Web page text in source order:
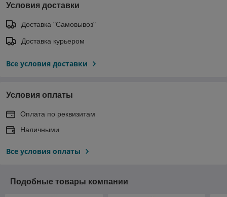
Условия доставки
Доставка "Самовывоз"
Доставка курьером
Все условия доставки
Условия оплаты
Оплата по реквизитам
Наличными
Все условия оплаты
Подобные товары компании